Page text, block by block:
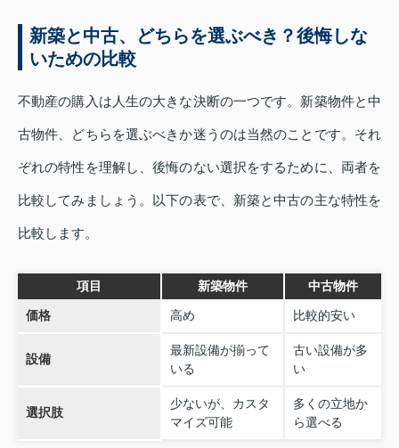
新築と中古、どちらを選ぶべき？後悔しな
いための比較
不動産の購入は人生の大きな決断の一つです。新築物件と中
古物件、どちらを選ぶべきか迷うのは当然のことです。それ
ぞれの特性を理解し、後悔のない選択をするために、両者を
比較してみましょう。以下の表で、新築と中古の主な特性を
比較します。
項目 新築物件 中古物件
価格 高め 比較的安い
設備
最新設備が揃って
いる
古い設備が多
い
選択肢
少ないが、カスタ
マイズ可能
多くの立地か
ら選べる